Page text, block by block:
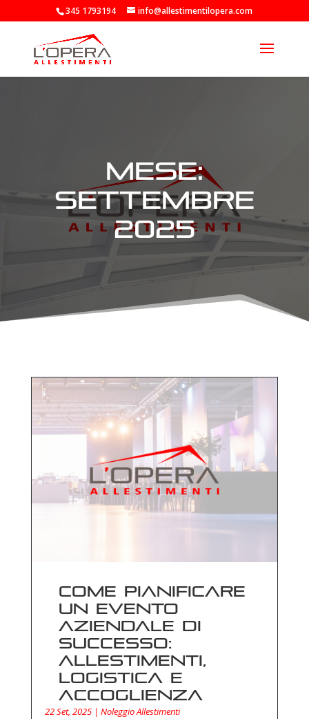
345 1793194 info@allestimentilopera.com
Mese:
Settembre
2025
Come pianificare
un evento
aziendale di
successo:
allestimenti,
logistica e
accoglienza
22 Set, 2025| Noleggio Allestimenti